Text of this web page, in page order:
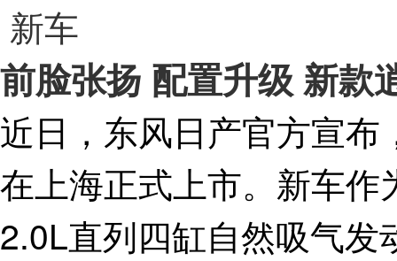
新车
前脸张扬 配置升级 新款
近日，东风日产官方宣
在上海正式上市。新车
2.0L直列四缸自然吸气